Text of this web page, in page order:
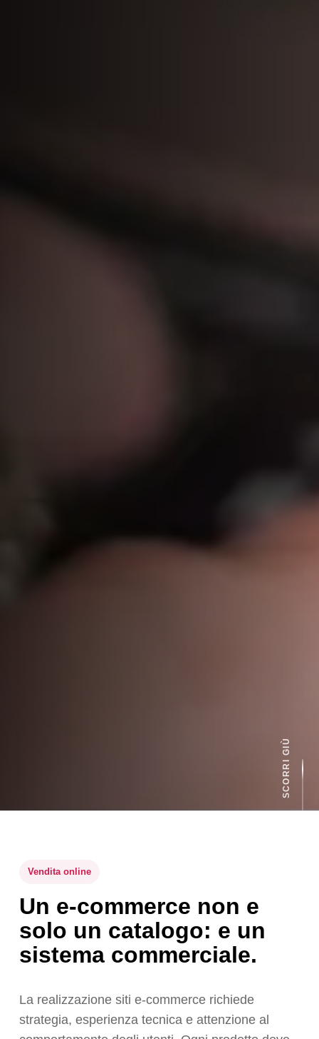
Vendita online
Un e-commerce non e
solo un catalogo: e un
sistema commerciale.
La realizzazione siti e-commerce richiede
strategia, esperienza tecnica e attenzione al